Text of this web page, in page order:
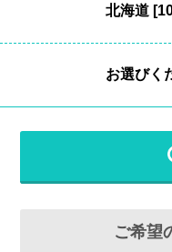
ご希望